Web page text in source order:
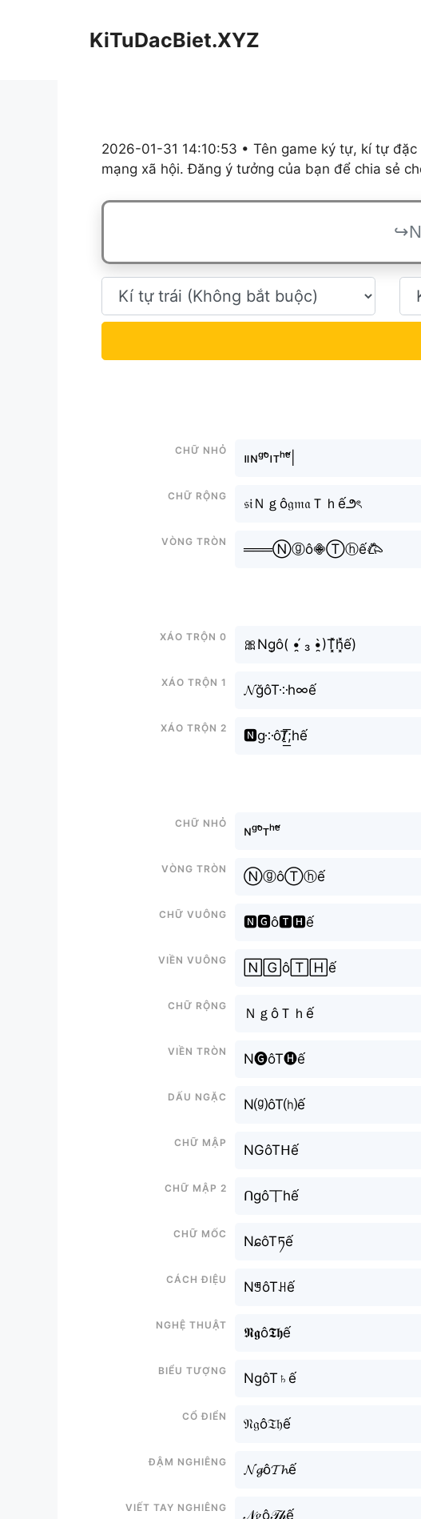
KiTuDacBiet.XYZ
2026-01-31 14:10:53 • Tên game ký tự, kí tự đặc
mạng xã hội. Đăng ý tưởng của bạn để chia sẻ
Chữ nhỏ
။‌‌‌‌‌ɴᵍᵒ̂၊ᴛʰᵉ̂́|
Chữ rộng
𝔰𝔦Ｎｇô𝔤𝔪𝔞Ｔｈế౨ৎ
Vòng tròn
═══Ⓝⓖô𖠁Ⓣⓗế𐂃
Xáo trộn 0
🎀Ng͙ô( •̯́ ₃ •̯̀)T͓̽h͓̽ế)
Xáo trộn 1
𝓝ğôT༶h∞ế
Xáo trộn 2
🅽g༶ôT̸̠͟͞;hế
Chữ nhỏ
ɴᵍᵒ̂ᴛʰᵉ̂́
Vòng tròn
ⓃⓖôⓉⓗế
Chữ vuông
🅽🅶ô🆃🅷ế
Viền vuông
🄽🄶ô🅃🄷ế
Chữ rộng
ＮｇôＴｈế
Viền tròn
N🅖ôT🅗ế
Dấu ngặc
N⒢ôT⒣ế
Chữ mập
NGôTᕼế
Chữ mập 2
ᑎgô丅hế
Chữ mốc
NɕôTཏế
Cách điệu
NꁅôTꃅế
Nghệ thuật
𝕹𝖌ô𝕿𝖍ế
Biểu tượng
NgôT♄ế
Cổ điển
𝔑𝔤ô𝔗𝔥ế
Đậm nghiêng
𝓝𝓰ô𝓣𝓱ế
Viết tay nghiêng
𝒩𝑔ô𝒯𝒽ế